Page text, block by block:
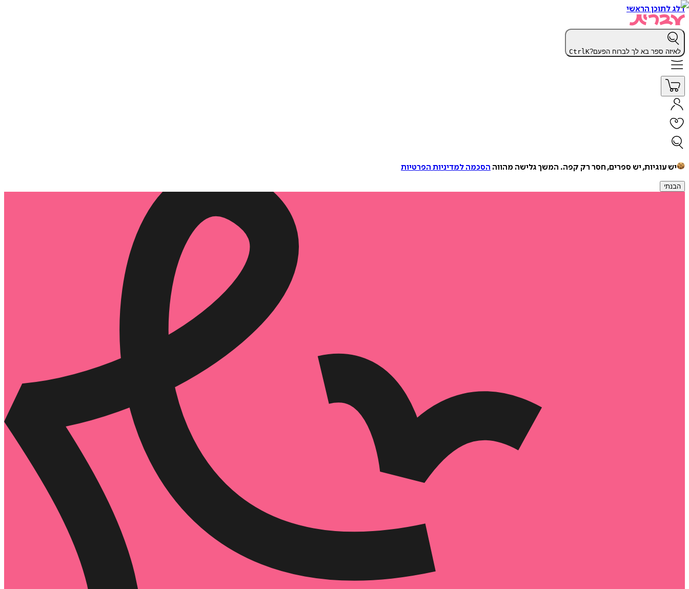
דלג לתוכן הראשי
לאיזה ספר בא לך לברוח הפעם? CtrlK
יש עוגיות, יש ספרים, חסר רק קפה. המשך גלישה מהווה הסכמה למדיניות הפרטיות
הבנתי